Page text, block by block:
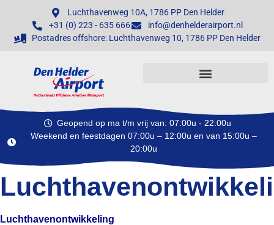
Luchthavenweg 10A, 1786 PP Den Helder
+31 (0) 223 - 635 666
info@denhelderairport.nl
Postadres offshore: Luchthavenweg 10, 1786 PP Den Helder
Geopend op ma t/m vrij van: 07:00u - 22:00u
Weekend en feestdagen 07:00u – 12:00u en van 15:00u –
20:00u
Luchthavenontwikkeling